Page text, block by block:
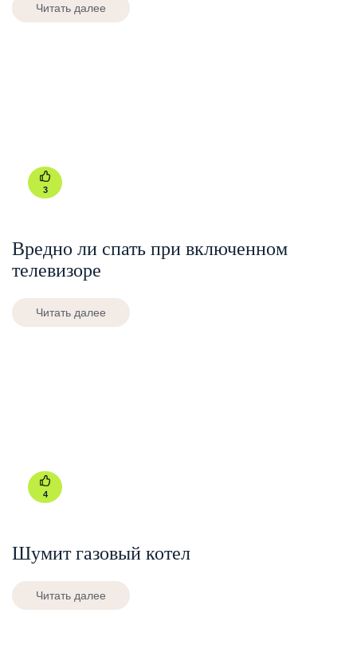
Читать далее
3
Вредно ли спать при включенном
телевизоре
Читать далее
4
Шумит газовый котел
Читать далее